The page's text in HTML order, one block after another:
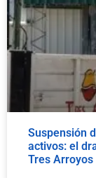
Suspensión
activos: el
Tres Arroyos